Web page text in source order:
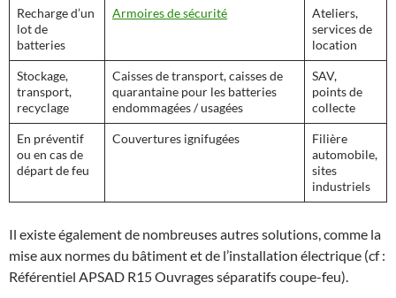
Recharge d’un
lot de
batteries
Armoires de sécurité
Ateliers,
services de
location
Stockage,
transport,
recyclage
Caisses de transport, caisses de
quarantaine pour les batteries
endommagées / usagées
SAV,
points de
collecte
En préventif
ou en cas de
départ de feu
Couvertures ignifugées
Filière
automobile,
sites
industriels
Il existe également de nombreuses autres solutions, comme la
mise aux normes du bâtiment et de l’installation électrique (cf :
Référentiel APSAD R15 Ouvrages séparatifs coupe-feu).